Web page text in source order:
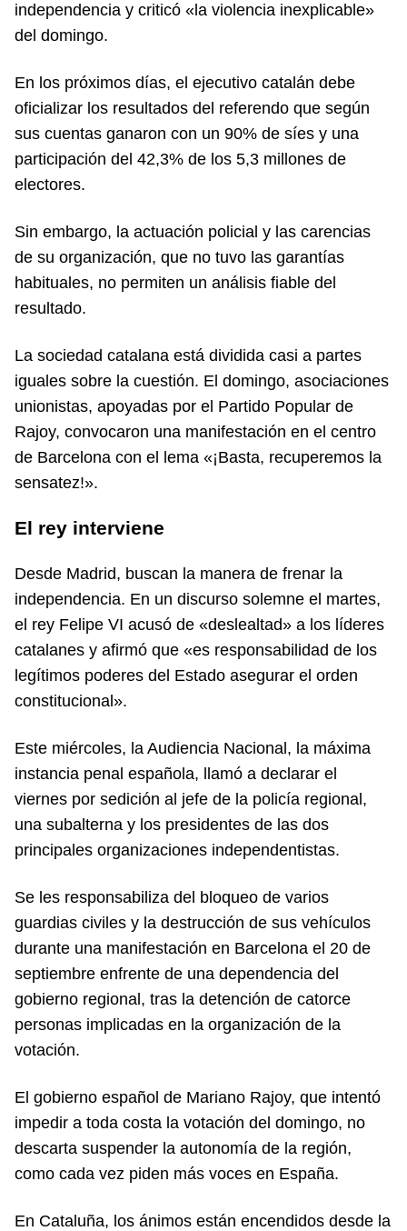
independencia y criticó «la violencia inexplicable»
del domingo.
En los próximos días, el ejecutivo catalán debe
oficializar los resultados del referendo que según
sus cuentas ganaron con un 90% de síes y una
participación del 42,3% de los 5,3 millones de
electores.
Sin embargo, la actuación policial y las carencias
de su organización, que no tuvo las garantías
habituales, no permiten un análisis fiable del
resultado.
La sociedad catalana está dividida casi a partes
iguales sobre la cuestión. El domingo, asociaciones
unionistas, apoyadas por el Partido Popular de
Rajoy, convocaron una manifestación en el centro
de Barcelona con el lema «¡Basta, recuperemos la
sensatez!».
El rey interviene
Desde Madrid, buscan la manera de frenar la
independencia. En un discurso solemne el martes,
el rey Felipe VI acusó de «deslealtad» a los líderes
catalanes y afirmó que «es responsabilidad de los
legítimos poderes del Estado asegurar el orden
constitucional».
Este miércoles, la Audiencia Nacional, la máxima
instancia penal española, llamó a declarar el
viernes por sedición al jefe de la policía regional,
una subalterna y los presidentes de las dos
principales organizaciones independentistas.
Se les responsabiliza del bloqueo de varios
guardias civiles y la destrucción de sus vehículos
durante una manifestación en Barcelona el 20 de
septiembre enfrente de una dependencia del
gobierno regional, tras la detención de catorce
personas implicadas en la organización de la
votación.
El gobierno español de Mariano Rajoy, que intentó
impedir a toda costa la votación del domingo, no
descarta suspender la autonomía de la región,
como cada vez piden más voces en España.
En Cataluña, los ánimos están encendidos desde la